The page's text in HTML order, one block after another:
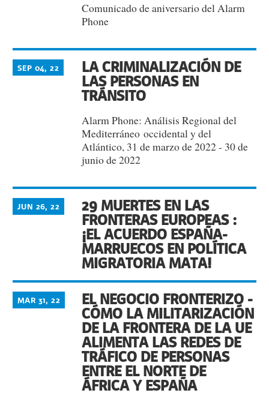
Comunicado de aniversario del Alarm
Phone
LA CRIMINALIZACIÓN DE
LAS PERSONAS EN
TRÁNSITO
SEP 04, 22
Alarm Phone: Análisis Regional del
Mediterráneo occidental y del
Atlántico, 31 de marzo de 2022 - 30 de
junio de 2022
29 MUERTES EN LAS
FRONTERAS EUROPEAS :
¡EL ACUERDO ESPAÑA-
MARRUECOS EN POLÍTICA
MIGRATORIA MATA!
JUN 26, 22
EL NEGOCIO FRONTERIZO -
CÓMO LA MILITARIZACIÓN
DE LA FRONTERA DE LA UE
ALIMENTA LAS REDES DE
TRÁFICO DE PERSONAS
ENTRE EL NORTE DE
ÁFRICA Y ESPAÑA
MAR 31, 22